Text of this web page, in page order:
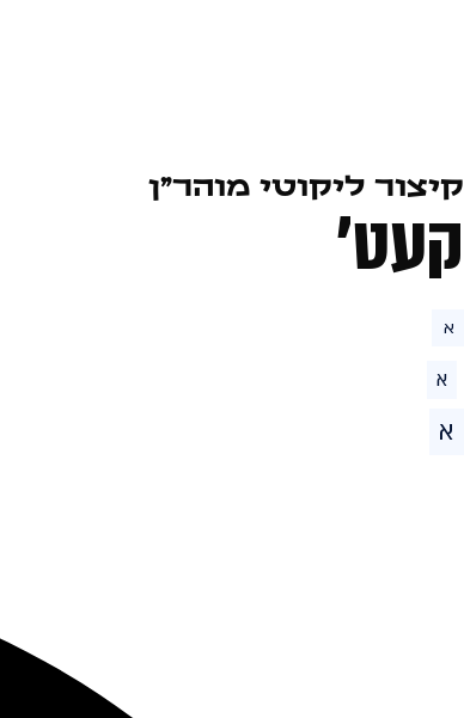
קיצור ליקוטי מוהר״ן
קעט׳
א
א
א